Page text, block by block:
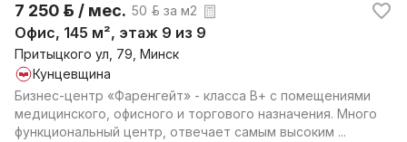
7 250 р. / мес. 50 р. за м2
Офис, 145 м², этаж 9 из 9
Притыцкого ул, 79, Минск
Кунцевщина
Бизнес-центр «Фаренгейт» - класса B+ с помещениями
медицинского, офисного и торгового назначения. Много
функциональный центр, отвечает самым высоким ...